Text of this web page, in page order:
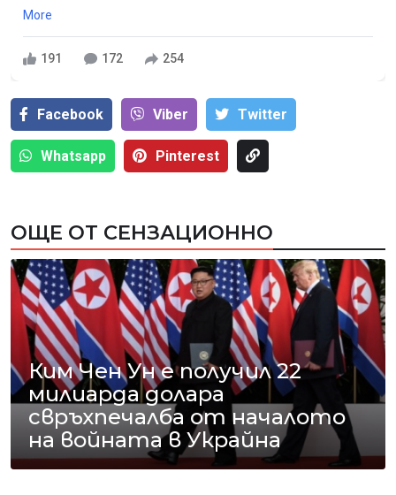
More
191 172 254
Facebook Viber Тwitter
Whatsapp Pinterest
ОЩЕ ОТ СЕНЗАЦИОННО
Ким Чен Ун е получил 22
милиарда долара
свръхпечалба от началото
на войната в Украйна